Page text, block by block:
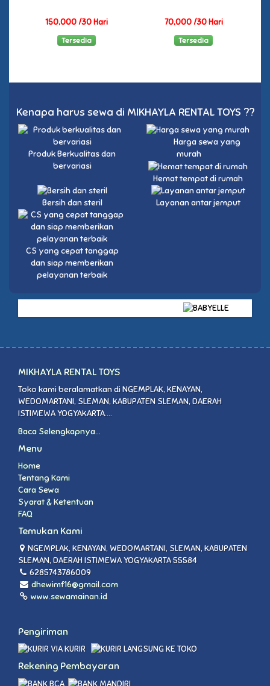
150,000 /30 Hari
Tersedia
70,000 /30 Hari
Tersedia
Kenapa harus sewa di MIKHAYLA RENTAL TOYS ??
Produk Berkualitas dan
bervariasi
Harga sewa yang
murah
Hemat tempat di rumah
Bersih dan steril Layanan antar jemput
CS yang cepat tanggap
dan siap memberikan
pelayanan terbaik
MIKHAYLA RENTAL TOYS
Toko kami beralamatkan di NGEMPLAK, KENAYAN,
WEDOMARTANI, SLEMAN, KABUPATEN SLEMAN, DAERAH
ISTIMEWA YOGYAKARTA....
Baca Selengkapnya...
Menu
Home
Tentang Kami
Cara Sewa
Syarat & Ketentuan
FAQ
Temukan Kami
NGEMPLAK, KENAYAN, WEDOMARTANI, SLEMAN, KABUPATEN
SLEMAN, DAERAH ISTIMEWA YOGYAKARTA 55584
6285743786009
dhewimf16@gmail.com
www.sewamainan.id
Pengiriman
VIA KURIR LANGSUNG KE TOKO
Rekening Pembayaran